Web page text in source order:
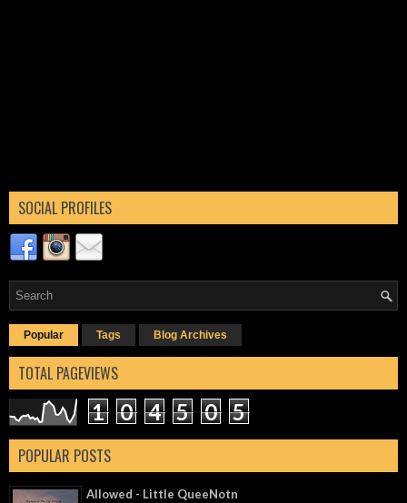
SOCIAL PROFILES
Popular Tags Blog Archives
TOTAL PAGEVIEWS
1 0 4 5 0 5
POPULAR POSTS
Allowed - Little QueeNotn